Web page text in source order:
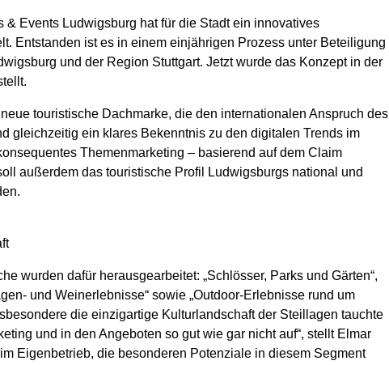
& Events Ludwigsburg hat für die Stadt ein innovatives
Entstanden ist es in einem einjährigen Prozess unter Beteiligung
und der Region Stuttgart. Jetzt wurde das Konzept in der
touristische Dachmarke, die den internationalen Anspruch des
gleichzeitig ein klares Bekenntnis zu den digitalen Trends im
Themenmarketing – basierend auf dem Claim
außerdem das touristische Profil Ludwigsburgs national und
wurden dafür herausgearbeitet: „Schlösser, Parks und Gärten“,
und Weinerlebnisse“ sowie „Outdoor-Erlebnisse rund um
die einzigartige Kulturlandschaft der Steillagen tauchte
und in den Angeboten so gut wie gar nicht auf“, stellt Elmar
Eigenbetrieb, die besonderen Potenziale in diesem Segment